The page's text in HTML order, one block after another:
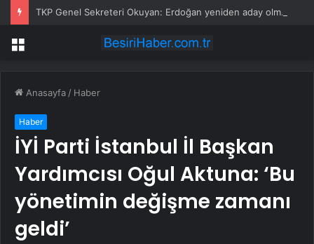
TKP Genel Sekreteri Okuyan: Erdoğan yeniden aday olmayabilir, AKP’de kavga sertleşir
Menü
Anasayfa / Haber
Haber
İYİ Parti İstanbul İl Başkan
Yardımcısı Oğul Aktuna: ‘Bu
yönetimin değişme zamanı
geldi’